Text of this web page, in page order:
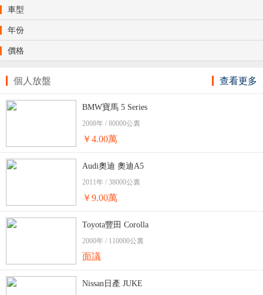
車型
年份
價格
個人放盤 查看更多
BMW寶馬 5 Series
2008年 / 80000公裏
￥4.00萬
Audi奧迪 奧迪A5
2011年 / 38000公裏
￥9.00萬
Toyota豐田 Corolla
2000年 / 110000公裏
面議
Nissan日產 JUKE